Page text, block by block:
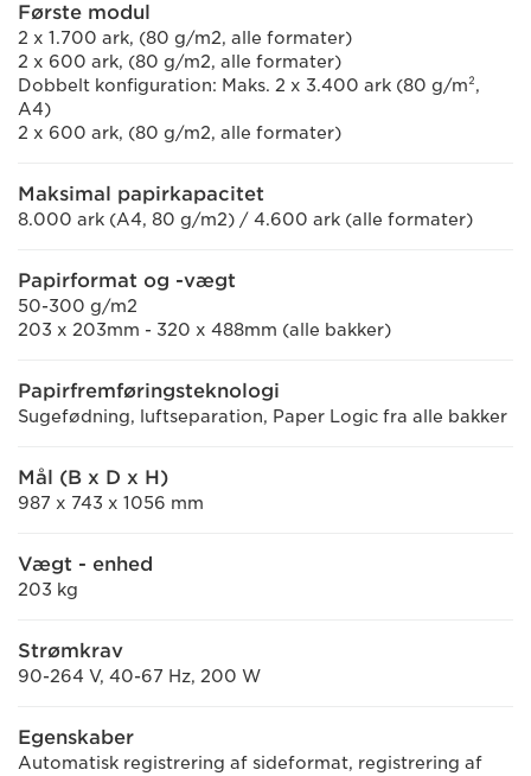
Første modul
2 x 1.700 ark, (80 g/m2, alle formater)
2 x 600 ark, (80 g/m2, alle formater)
Dobbelt konfiguration: Maks. 2 x 3.400 ark (80 g/m²,
A4)
2 x 600 ark, (80 g/m2, alle formater)
Maksimal papirkapacitet
8.000 ark (A4, 80 g/m2) / 4.600 ark (alle formater)
Papirformat og -vægt
50-300 g/m2
203 x 203mm - 320 x 488mm (alle bakker)
Papirfremføringsteknologi
Sugefødning, luftseparation, Paper Logic fra alle bakker
Mål (B x D x H)
987 x 743 x 1056 mm
Vægt - enhed
203 kg
Strømkrav
90-264 V, 40-67 Hz, 200 W
Egenskaber
Automatisk registrering af sideformat, registrering af